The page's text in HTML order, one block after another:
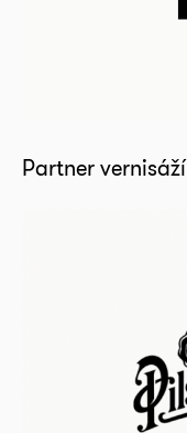
Partner vernisáží